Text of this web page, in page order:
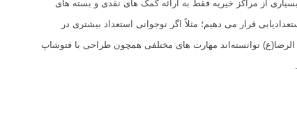
از مراکز خیریه فقط به ارائه کمک های نقدی و بسته های
قرار می دهیم؛ مثلاً اگر نوجوانی استعداد بیشتری در
الرضا(ع) توانسته‌اند مهارت های مختلفی همچون طراحی با فتوشاپ